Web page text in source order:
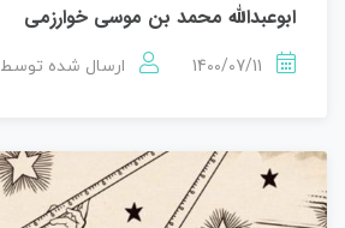
ابوعبدالله محمد بن موسی خوارزمی
1400/07/11 ارسال شده توسط